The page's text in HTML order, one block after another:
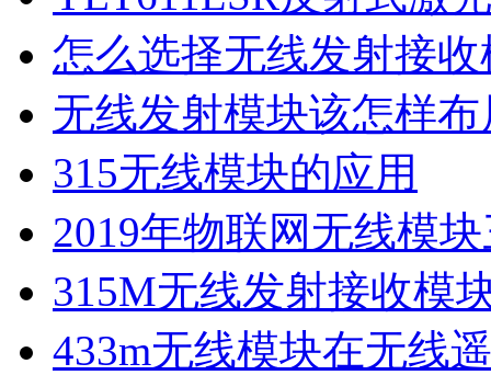
怎么选择无线发射接收
无线发射模块该怎样
315无线模块的应用
2019年物联网无线模
315M无线发射接收模
433m无线模块在无线